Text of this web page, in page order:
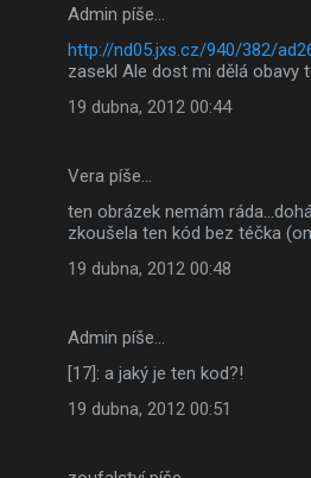
Admin píše…
http://nd05.jxs.cz/940/382/
zasekl Ale dost mi dělá obavy
19 dubna, 2012 00:44
Vera píše…
ten obrázek nemám
zkoušela ten kód bez téčka
19 dubna, 2012 00:48
Admin píše…
[17]: a jaký je ten kod?!
19 dubna, 2012 00:51